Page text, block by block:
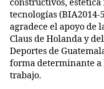
constructivos,
tecnologías (BIA2014-
agradece el apoyo de
Claus de Holanda y
Deportes de
forma determinante a
trabajo.